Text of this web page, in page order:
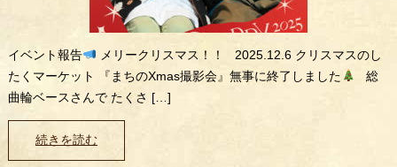
イベント報告
メリークリスマス！！ 2025.12.6 クリスマスのし
たくマーケット 『まちのXmas撮影会』無事に終了しました
総
曲輪ベースさんで たくさ […]
続きを読む